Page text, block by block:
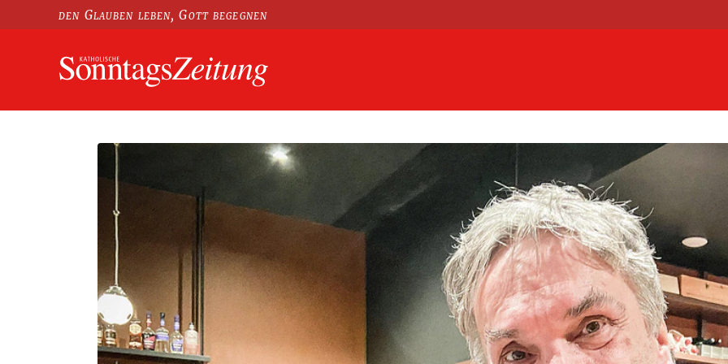
den Glauben leben, Gott begegnen